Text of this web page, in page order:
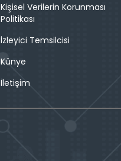
Kişisel Verilerin Korunması
Politikası
İzleyici Temsilcisi
Künye
İletişim